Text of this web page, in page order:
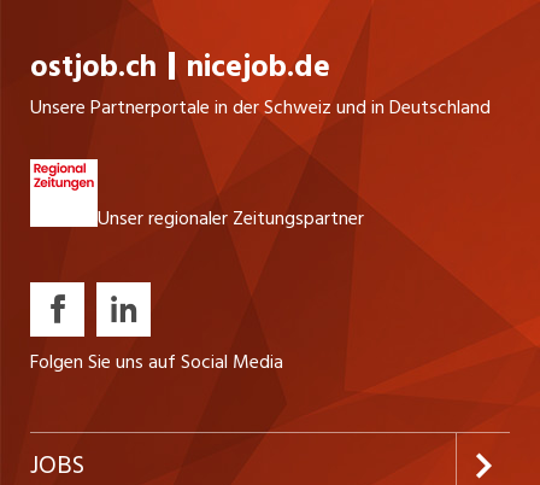
ostjob.ch nicejob.de
Unsere Partnerportale in der Schweiz und in Deutschland
Unser regionaler Zeitungspartner
Folgen Sie uns auf Social Media
JOBS